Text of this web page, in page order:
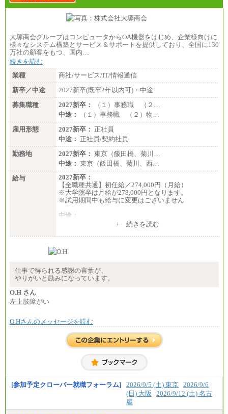
大塚商会グループはコンピュータからOA機器をはじめ、企業様向けに
様々なシステム構築とサービス＆サポートを提供しており、全国に130
万社の顧客をもつ、国内…
続きを読む
業種
商社/サービス/IT/情報通信
新卒／中途
2027新卒(既卒2年以内可)・中途
募集職種
2027新卒：
（１）事務職 （２…
中途：
（１）事務職 （２）物…
雇用形態
2027新卒： 正社員
中途： 正社員/契約社員
勤務地
2027新卒： 東京（飯田橋、菊川…
中途： 東京（飯田橋、菊川、西…
給与
2027新卒：
【全職種共通】初任給／274,000円（月給）
※大学院卒は月給が278,000円となります。
※試用期間中も給与に変更はございません
中途：
（１）～（４）274,000円（月給）～
※経験・年齢などを考慮のうえ、当社規程により優
※業務内容・勤務形態に応じて、上記給与の範囲内
※試用期間中も給与に変更はございません
+ 続きを読む
仕事で得られる感謝の言葉が、
やりがいと励みになっています。
O.H さん
左上肢障がい
O.Hさんのメッセージを読む
[参加予定クローバー就職フォーラム] 2026/9/5 (土) 東京 2026/9/6
(日) 大阪
2026/9/12 (土) 名古
屋